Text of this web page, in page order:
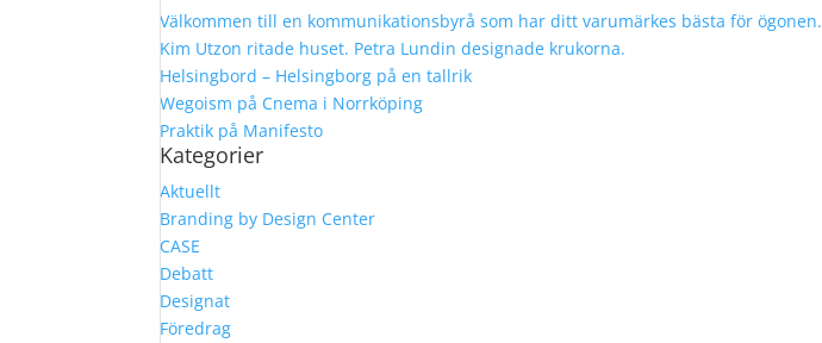
Välkommen till en kommunikationsbyrå som har ditt varumärkes bästa för ögonen.
Kim Utzon ritade huset. Petra Lundin designade krukorna.
Helsingbord – Helsingborg på en tallrik
Wegoism på Cnema i Norrköping
Praktik på Manifesto
Kategorier
Aktuellt
Branding by Design Center
CASE
Debatt
Designat
Föredrag